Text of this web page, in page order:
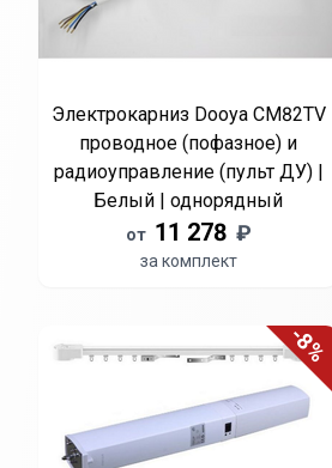
Электрокарниз Dooya CM82TV
проводное (пофазное) и
радиоуправление (пульт ДУ) |
Белый | однорядный
от 11 278 ₽
за комплект
-8%